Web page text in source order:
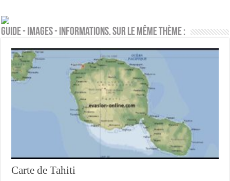
Guide - Images - Informations. Sur le même thème :
Carte de Tahiti